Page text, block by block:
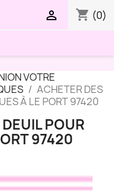
shopping_cart (0)

VOTRE
ACHETER DES
À LE PORT 97420
POUR
97420